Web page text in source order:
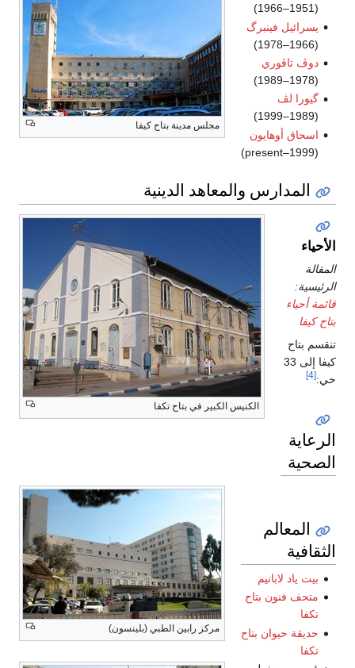
مجلس مدينة بتاح كيفا
(1951–1966)
يسرائيل فينبرگ
(1966–1978)
دوڤ تاڤوري
(1978–1989)
گيورا لڤ
(1989–1999)
اسحاق أوهايون
(1999–present)
المدارس والمعاهد الدينية
الكنيس الكبير في بتاح تكفا
الأحياء
المقالة
الرئيسية:
قائمة أحياء
بتاح كيفا
تنقسم بتاح
كيفا إلى 33
حي:[4]
الرعاية
الصحية
مركز رابين الطبي (بلينسون)
المعالم
الثقافية
بيت ياد لابانيم
متحف فنون بتاح
تكفا
حديقة حيوان بتاح
تكفا